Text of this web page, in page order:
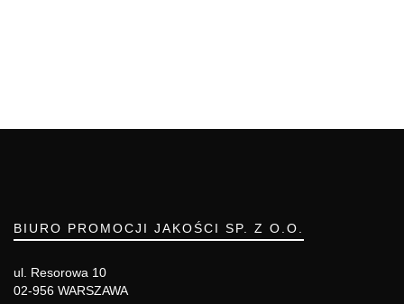
BIURO PROMOCJI JAKOŚCI SP. Z O.O.
ul. Resorowa 10
02-956 WARSZAWA